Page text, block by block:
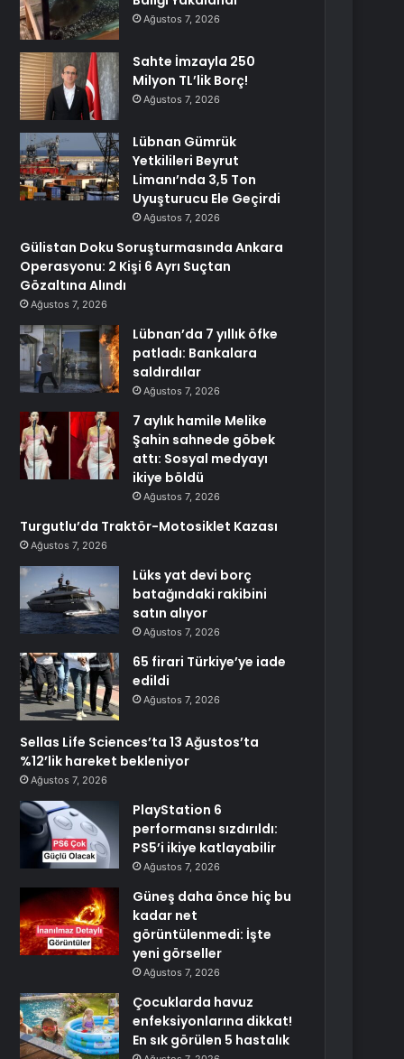
Ağustos 7, 2026
Sahte İmzayla 250
Milyon TL’lik Borç!
Ağustos 7, 2026
Lübnan Gümrük
Yetkilileri Beyrut
Limanı’nda 3,5 Ton
Uyuşturucu Ele Geçirdi
Ağustos 7, 2026
Gülistan Doku Soruşturmasında Ankara
Operasyonu: 2 Kişi 6 Ayrı Suçtan
Gözaltına Alındı
Ağustos 7, 2026
Lübnan’da 7 yıllık öfke
patladı: Bankalara
saldırdılar
Ağustos 7, 2026
7 aylık hamile Melike
Şahin sahnede göbek
attı: Sosyal medyayı
ikiye böldü
Ağustos 7, 2026
Turgutlu’da Traktör-Motosiklet Kazası
Ağustos 7, 2026
Lüks yat devi borç
batağındaki rakibini
satın alıyor
Ağustos 7, 2026
65 firari Türkiye’ye iade
edildi
Ağustos 7, 2026
Sellas Life Sciences’ta 13 Ağustos’ta
%12’lik hareket bekleniyor
Ağustos 7, 2026
PlayStation 6
performansı sızdırıldı:
PS5’i ikiye katlayabilir
Ağustos 7, 2026
Güneş daha önce hiç bu
kadar net
görüntülenmedi: İşte
yeni görseller
Ağustos 7, 2026
Çocuklarda havuz
enfeksiyonlarına dikkat!
En sık görülen 5 hastalık